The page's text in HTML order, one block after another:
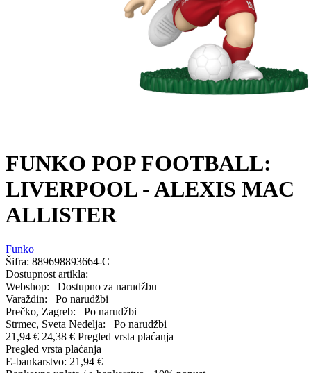
FUNKO POP FOOTBALL:
LIVERPOOL - ALEXIS MAC
ALLISTER
Funko
Šifra: 889698893664-C
Dostupnost artikla:
Webshop:
Dostupno za narudžbu
Varaždin:
Po narudžbi
Prečko, Zagreb:
Po narudžbi
Strmec, Sveta Nedelja:
Po narudžbi
21,94 € 24,38 € Pregled vrsta plaćanja
Pregled vrsta plaćanja
E-bankarstvo: 21,94 €